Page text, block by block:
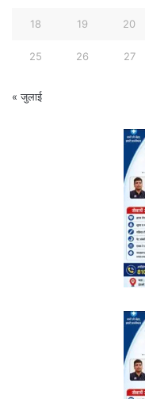
18 19 20
25 26 27
« जुलाई